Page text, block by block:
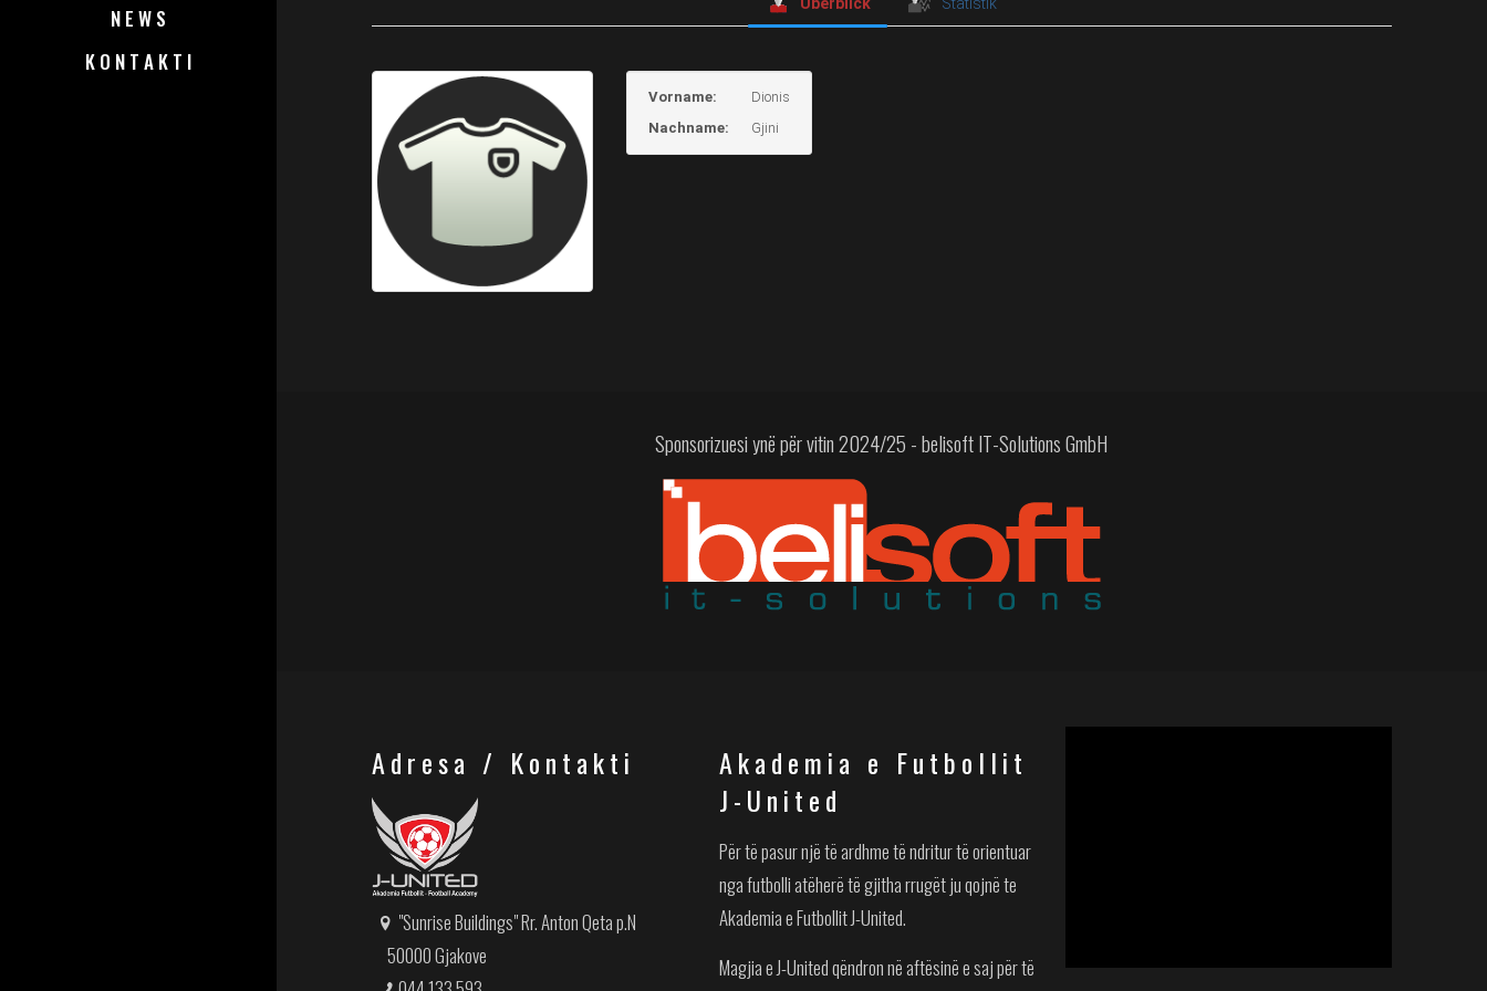
N E W S
K O N T A K T I
Vorname:
Dionis
Nachname:
Gjini
Sponsorizuesi ynë për vitin 2024/25 - belisoft IT-Solutions GmbH
Adresa / Kontakti
"Sunrise Buildings" Rr. Anton Qeta p.N
50000 Gjakove
Akademia e Futbollit
J-United
Për të pasur një të ardhme të ndritur të orientuar
nga futbolli atëherë të gjitha rrugët ju qojnë te
Akademia e Futbollit J-United.
Magjia e J-United qëndron në aftësinë e saj për të